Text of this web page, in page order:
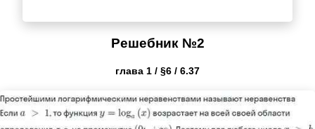
Решебник №2
глава 1 / §6 / 6.37